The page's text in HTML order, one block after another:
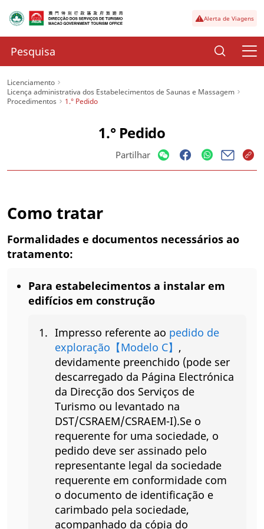
Alerta de Viagens
Licenciamento
Licença administrativa dos Estabelecimentos de Saunas e Massagem
Procedimentos
1.° Pedido
1.° Pedido
Partilhar
Como tratar
Formalidades e documentos necessários ao
tratamento:
Para estabelecimentos a instalar em
edifícios em construção
Impresso referente ao pedido de
exploração【Modelo C】 ,
devidamente preenchido (pode ser
descarregado da Página Electrónica
da Direcção dos Serviços de
Turismo ou levantado na
DST/CSRAEM/CSRAEM-I).Se o
requerente for uma sociedade, o
pedido deve ser assinado pelo
representante legal da sociedade
requerente em conformidade com
o documento de identificação e
carimbado pela sociedade,
acompanhado da cópia do